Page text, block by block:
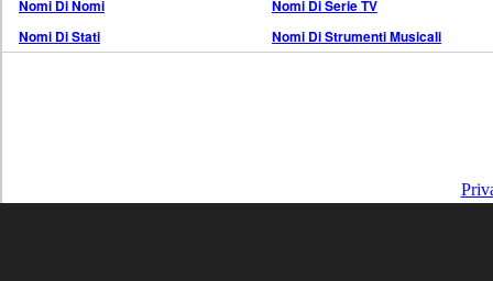
Nomi Di Nomi
Nomi Di Serie TV
Nomi Di Stati
Nomi Di Strumenti Musicali